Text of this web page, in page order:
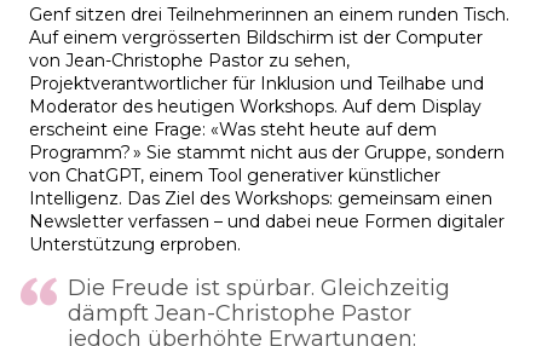
Genf sitzen drei Teilnehmerinnen an einem runden Tisch.
Auf einem vergrösserten Bildschirm ist der Computer
von Jean-Christophe Pastor zu sehen,
Projektverantwortlicher für Inklusion und Teilhabe und
Moderator des heutigen Workshops. Auf dem Display
erscheint eine Frage: «Was steht heute auf dem
Programm? » Sie stammt nicht aus der Gruppe, sondern
von ChatGPT, einem Tool generativer künstlicher
Intelligenz. Das Ziel des Workshops: gemeinsam einen
Newsletter verfassen – und dabei neue Formen digitaler
Unterstützung erproben.
Die Freude ist spürbar. Gleichzeitig
dämpft Jean-Christophe Pastor
jedoch überhöhte Erwartungen: